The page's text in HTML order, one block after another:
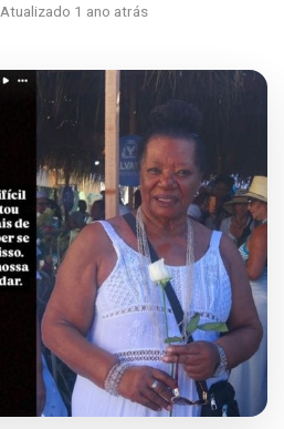
Atualizado 1 ano atrás